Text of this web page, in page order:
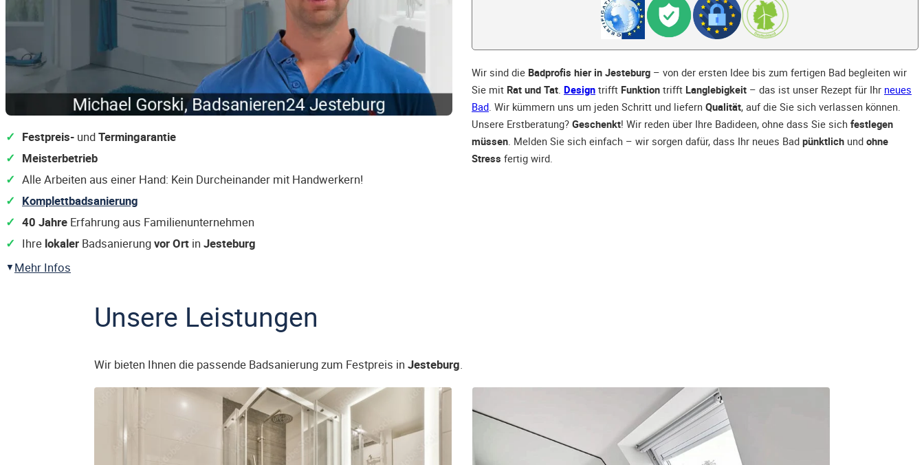
Festpreis- undTermingarantie
Meisterbetrieb
Alle Arbeiten aus einer Hand: Kein Durcheinander mit Handwerkern!
Komplettbadsanierung
40 Jahre Erfahrung aus Familienunternehmen
Ihre lokaler Badsanierungvor Ort in Jesteburg
Mehr Infos
Wir sind die Badprofis hier in Jesteburg – von der ersten Idee bis zum fertigen Bad begleiten wir
Sie mit Rat und Tat. Design trifft Funktion trifft Langlebigkeit – das ist unser Rezept für Ihr neues
Bad. Wir kümmern uns um jeden Schritt und liefern Qualität, auf die Sie sich verlassen können.
Unsere Erstberatung? Geschenkt! Wir reden über Ihre Badideen, ohne dass Sie sich festlegen
müssen. Melden Sie sich einfach – wir sorgen dafür, dass Ihr neues Bad pünktlich und ohne
Stress fertig wird.
Unsere Leistungen
Wir bieten Ihnen die passende Badsanierung zum Festpreis in Jesteburg.